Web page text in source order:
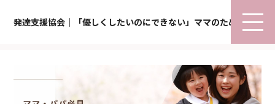
発達支援協会｜「優しくしたいのにできない」ママのための子育て